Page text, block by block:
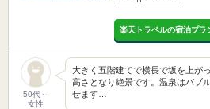
楽天トラベルの宿泊プラ
50代～
女性
大きく五階建てで横長で坂を上が
高さとなり絶景です。温泉はバブ
せます…